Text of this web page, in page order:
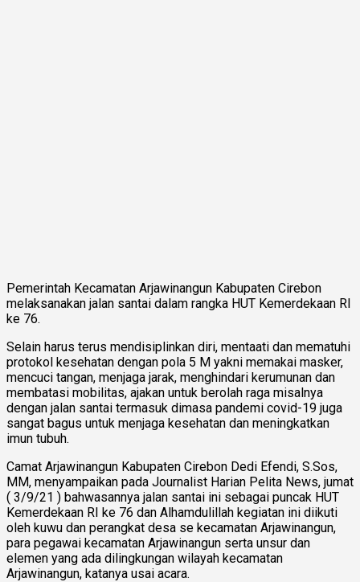
Pemerintah Kecamatan Arjawinangun Kabupaten Cirebon
melaksanakan jalan santai dalam rangka HUT Kemerdekaan RI
ke 76.
Selain harus terus mendisiplinkan diri, mentaati dan mematuhi
protokol kesehatan dengan pola 5 M yakni memakai masker,
mencuci tangan, menjaga jarak, menghindari kerumunan dan
membatasi mobilitas, ajakan untuk berolah raga misalnya
dengan jalan santai termasuk dimasa pandemi covid-19 juga
sangat bagus untuk menjaga kesehatan dan meningkatkan
imun tubuh.
Camat Arjawinangun Kabupaten Cirebon Dedi Efendi, S.Sos,
MM, menyampaikan pada Journalist Harian Pelita News, jumat
( 3/9/21 ) bahwasannya jalan santai ini sebagai puncak HUT
Kemerdekaan RI ke 76 dan Alhamdulillah kegiatan ini diikuti
oleh kuwu dan perangkat desa se kecamatan Arjawinangun,
para pegawai kecamatan Arjawinangun serta unsur dan
elemen yang ada dilingkungan wilayah kecamatan
Arjawinangun, katanya usai acara.